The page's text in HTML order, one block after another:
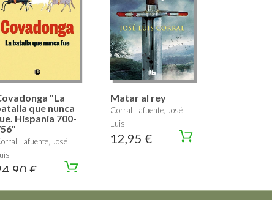
"La
que nunca
Hispania 700-
Lafuente, José
€
Matar al rey
Corral Lafuente, José
Luis
12,95 €